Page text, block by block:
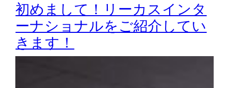
初めまして！リーカスインタ
ーナショナルをご紹介してい
きます！